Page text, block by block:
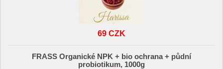
69 CZK
FRASS Organické NPK + bio ochrana + půdní
probiotikum, 1000g